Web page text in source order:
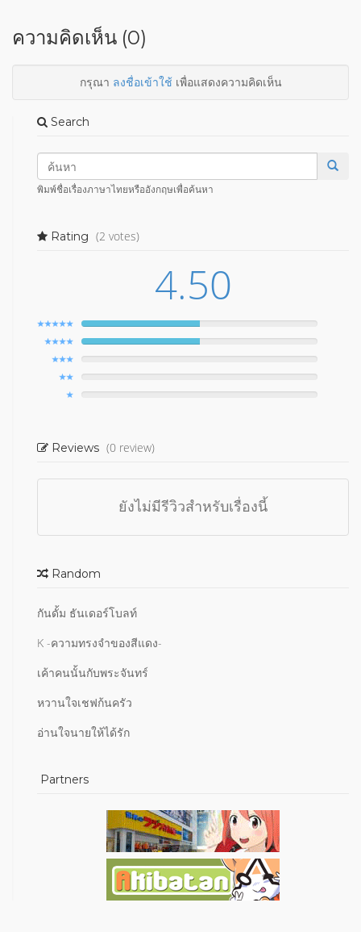
ความคิดเห็น (0)
กรุณา ลงชื่อเข้าใช้เพื่อแสดงความคิดเห็น
Search
พิมพ์ชื่อเรื่องภาษาไทยหรืออังกฤษเพื่อค้นหา
Rating (2 votes)
4.50
Reviews (0 review)
ยังไม่มีรีวิวสำหรับเรื่องนี้
Random
กันดั้ม ธันเดอร์โบลท์
K -ความทรงจำของสีแดง-
เค้าคนนั้นกับพระจันทร์
หวานใจเชฟก้นครัว
อ่านใจนายให้ได้รัก
Partners